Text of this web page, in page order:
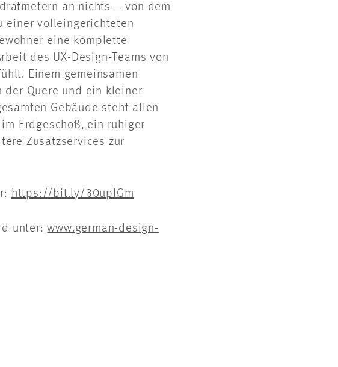
an nichts – von dem
einer volleingerichteten
eine komplette
des UX-Design-Teams von
Einem gemeinsamen
Quere und ein kleiner
Gebäude steht allen
Erdgeschoß, ein ruhiger
Zusatzservices zur
https://bit.ly/30upIGm
unter:www.german-design-